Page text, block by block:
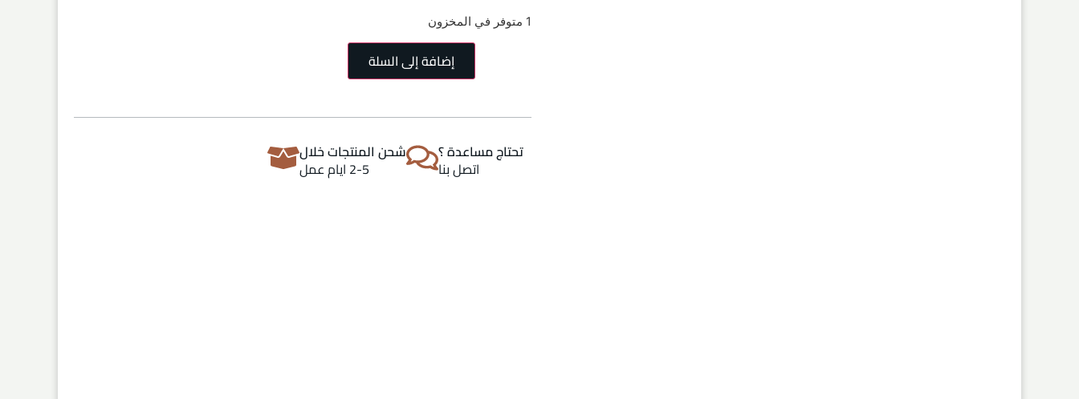
1 متوفر في المخزون
إضافة إلى السلة
تحتاج مساعدة ؟
اتصل بنا
شحن المنتجات خلال
2-5 ايام عمل